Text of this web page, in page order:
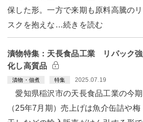
保した形。一方で来期も原料高騰のリ
スクを抱えな…続きを読む
漬物特集：天長食品工業 リパック強
化し高質品
漬物・佃煮 特集 2025.07.19
愛知県稲沢市の天長食品工業の今期
（25年7月期）売上げは魚介缶詰や梅